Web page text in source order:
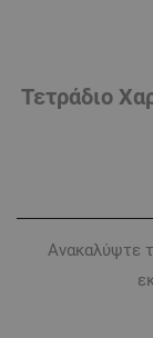
Τετράδιο
Ανακαλύψτε